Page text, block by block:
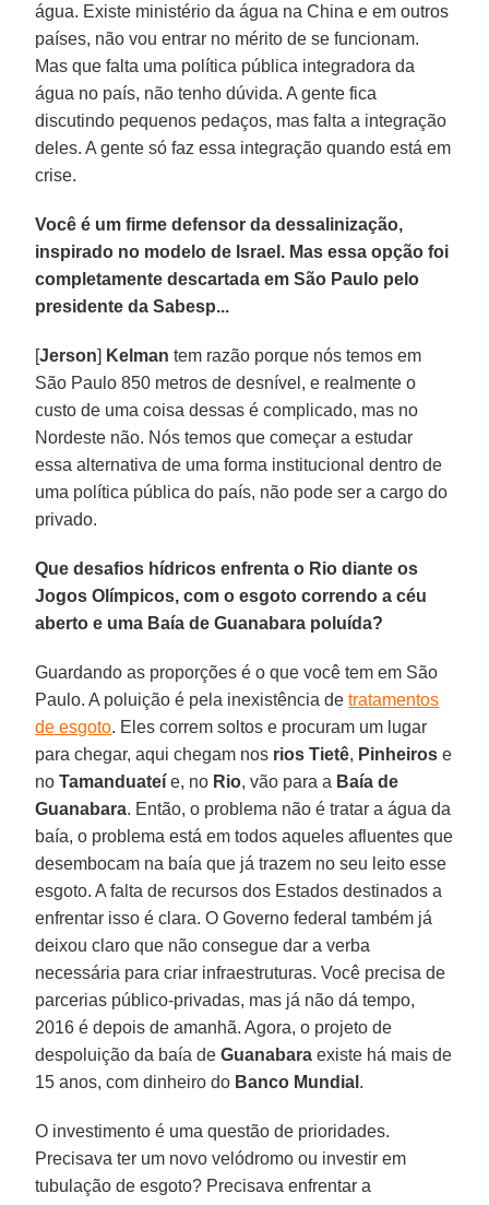
água. Existe ministério da água na China e em outros
países, não vou entrar no mérito de se funcionam.
Mas que falta uma política pública integradora da
água no país, não tenho dúvida. A gente fica
discutindo pequenos pedaços, mas falta a integração
deles. A gente só faz essa integração quando está em
crise.
Você é um firme defensor da dessalinização,
inspirado no modelo de Israel. Mas essa opção foi
completamente descartada em São Paulo pelo
presidente da Sabesp...
[Jerson] Kelman tem razão porque nós temos em
São Paulo 850 metros de desnível, e realmente o
custo de uma coisa dessas é complicado, mas no
Nordeste não. Nós temos que começar a estudar
essa alternativa de uma forma institucional dentro de
uma política pública do país, não pode ser a cargo do
privado.
Que desafios hídricos enfrenta o Rio diante os
Jogos Olímpicos, com o esgoto correndo a céu
aberto e uma Baía de Guanabara poluída?
Guardando as proporções é o que você tem em São
Paulo. A poluição é pela inexistência detratamentos
de esgoto. Eles correm soltos e procuram um lugar
para chegar, aqui chegam nos rios Tietê, Pinheirose
no Tamanduateíe, no Rio, vão para a Baía de
Guanabara. Então, o problema não é tratar a água da
baía, o problema está em todos aqueles afluentes que
desembocam na baía que já trazem no seu leito esse
esgoto. A falta de recursos dos Estados destinados a
enfrentar isso é clara. O Governo federal também já
deixou claro que não consegue dar a verba
necessária para criar infraestruturas. Você precisa de
parcerias público-privadas, mas já não dá tempo,
2016 é depois de amanhã. Agora, o projeto de
despoluição da baía deGuanabara existe há mais de
15 anos, com dinheiro do Banco Mundial .
O investimento é uma questão de prioridades.
Precisava ter um novo velódromo ou investir em
tubulação de esgoto? Precisava enfrentar a